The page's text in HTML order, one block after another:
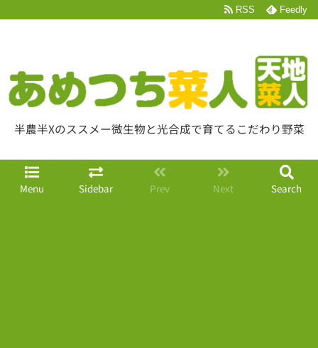
半農半Xのススメー微生物と光合成で育てるこだわり野菜
Menu Sidebar Prev Next Search
RSS Feedly